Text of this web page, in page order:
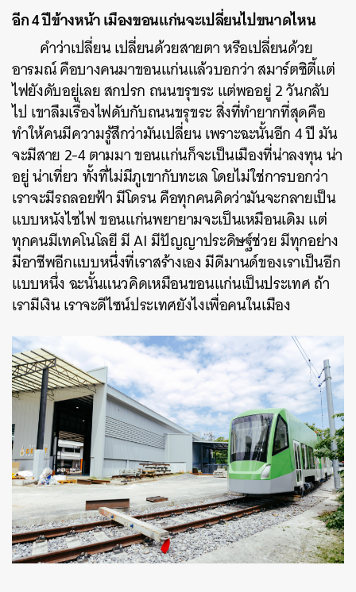
อีก 4 ปีข้างหน้า เมืองขอนแก่นจะเปลี่ยนไปขนาดไหน
คำว่าเปลี่ยน เปลี่ยนด้วยสายตา หรือเปลี่ยนด้วย
อารมณ์ คือบางคนมาขอนแก่นแล้วบอกว่า สมาร์ตซิตี้แต่
ไฟยังดับอยู่เลย สกปรก ถนนขรุขระ แต่พออยู่ 2 วันกลับ
ไป เขาลืมเรื่องไฟดับกับถนนขรุขระ สิ่งที่ทำยากที่สุดคือ
ทำให้คนมีความรู้สึกว่ามันเปลี่ยน เพราะฉะนั้นอีก 4 ปี มัน
จะมีสาย 2-4 ตามมา ขอนแก่นก็จะเป็นเมืองที่น่าลงทุน น่า
อยู่ น่าเที่ยว ทั้งที่ไม่มีภูเขากับทะเล โดยไม่ใช่การบอกว่า
เราจะมีรถลอยฟ้า มีโดรน คือทุกคนคิดว่ามันจะกลายเป็น
แบบหนังไซไฟ ขอนแก่นพยายามจะเป็นเหมือนเดิม แต่
ทุกคนมีเทคโนโลยี มี AI มีปัญญาประดิษฐ์ช่วย มีทุกอย่าง
มีอาชีพอีกแบบหนึ่งที่เราสร้างเอง มีดีมานด์ของเราเป็นอีก
แบบหนึ่ง ฉะนั้นแนวคิดเหมือนขอนแก่นเป็นประเทศ ถ้า
เรามีเงิน เราจะดีไซน์ประเทศยังไงเพื่อคนในเมือง